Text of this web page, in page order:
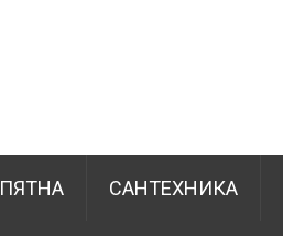
ПЯТНА САНТЕХНИКА